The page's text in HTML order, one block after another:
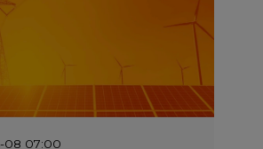
08 07:00
na ratunek